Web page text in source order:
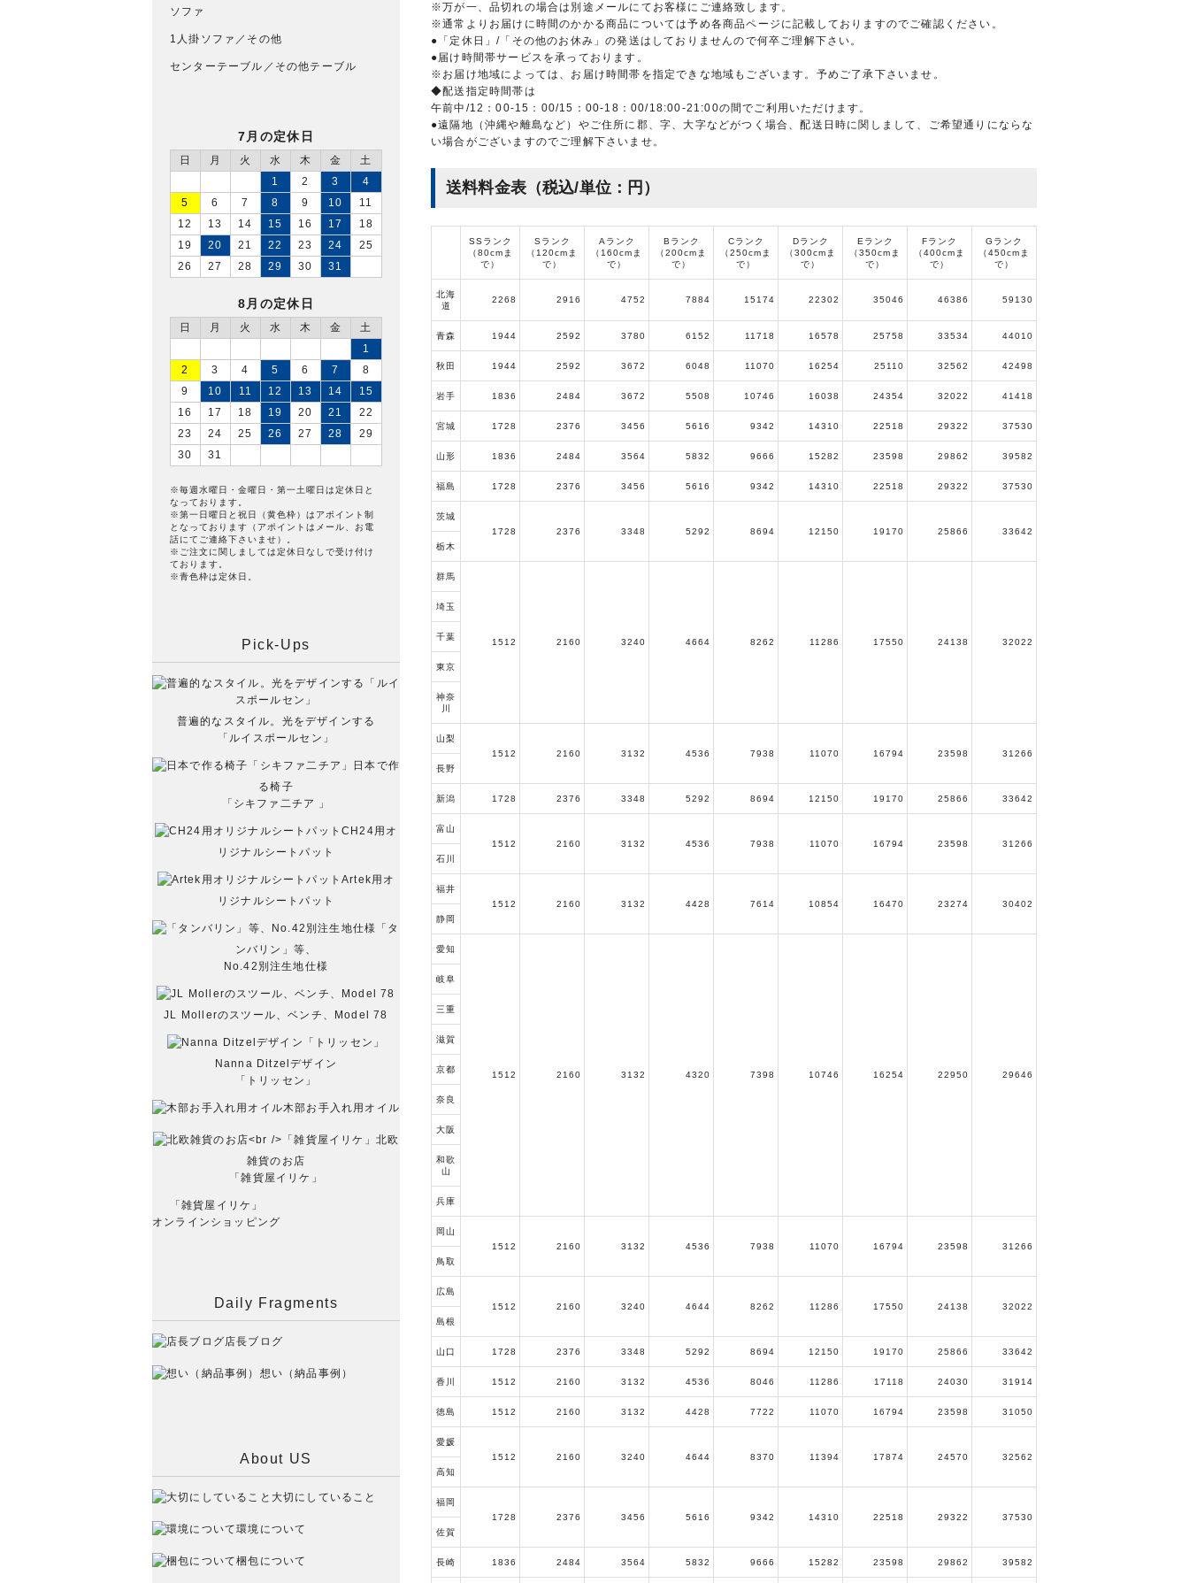
※万が一、品切れの場合は別途メールにてお客様にご連絡致します。
※通常よりお届けに時間のかかる商品については予め各商品ページに記載しておりますのでご確認ください。
●「定休日」/「その他のお休み」の発送はしておりませんので何卒ご理解下さい。
●届け時間帯サービスを承っております。
※お届け地域によっては、お届け時間帯を指定できな地域もございます。予めご了承下さいませ。
◆配送指定時間帯は
午前中/12：00-15：00/15：00-18：00/18:00-21:00の間でご利用いただけます。
●遠隔地（沖縄や離島など）やご住所に郡、字、大字などがつく場合、配送日時に関しまして、ご希望通りにならな
い場合がございますのでご理解下さいませ。
送料料金表（税込/単位：円）
SSランク
（80cmま
で）
Sランク
（120cmま
で）
Aランク
（160cmま
で）
Bランク
（200cmま
で）
Cランク
（250cmま
で）
Dランク
（300cmま
で）
Eランク
（350cmま
で）
Fランク
（400cmま
で）
Gランク
（450cmま
で）
北海
道
2268 2916 4752 7884 15174 22302 35046 46386 59130
青森 1944 2592 3780 6152 11718 16578 25758 33534 44010
秋田 1944 2592 3672 6048 11070 16254 25110 32562 42498
岩手 1836 2484 3672 5508 10746 16038 24354 32022 41418
宮城 1728 2376 3456 5616 9342 14310 22518 29322 37530
山形 1836 2484 3564 5832 9666 15282 23598 29862 39582
福島 1728 2376 3456 5616 9342 14310 22518 29322 37530
茨城
1728
2376 3348 5292 8694 12150 19170 25866
33642
栃木
群馬
1512 2160 3240 4664 8262 11286 17550 24138 32022
埼玉
千葉
東京
神奈
川
山梨
1512
2160 3132 4536 7938 11070 16794 23598
31266
長野
新潟 1728 2376 3348 5292 8694 12150 19170 25866 33642
富山
1512
2160 3132 4536 7938 11070 16794 23598
31266
石川
福井
1512
2160 3132 4428 7614 10854 16470 23274
30402
静岡
愛知
1512 2160 3132 4320 7398 10746 16254 22950 29646
岐阜
三重
滋賀
京都
奈良
大阪
和歌
山
兵庫
岡山
1512
2160 3132 4536 7938 11070 16794 23598
31266
鳥取
広島
1512
2160 3240 4644 8262 11286 17550 24138
32022
島根
山口 1728 2376 3348 5292 8694 12150 19170 25866 33642
香川 1512 2160 3132 4536 8046 11286 17118 24030 31914
徳島 1512 2160 3132 4428 7722 11070 16794 23598 31050
愛媛
1512
2160 3240 4644 8370 11394 17874 24570
32562
高知
福岡
1728
2376 3456 5616 9342 14310 22518 29322
37530
佐賀
長崎 1836 2484 3564 5832 9666 15282 23598 29862 39582
ソファ
1人掛ソファ／その他
センターテーブル／その他テーブル
7月の定休日
日 月 火 水 木 金
土
1
2 3
4
5
6 7 8 9 10
11
12
13 14 15 16 17
18
19
20 21 22 23 24
25
26
27 28 29 30 31
8月の定休日
日 月 火 水 木 金
土
1
2
3 4 5 6 7
8
9
10 11 12 13 14
15
16
17 18 19 20 21
22
23
24 25 26 27 28
29
30
31
※毎週水曜日・金曜日・第一土曜日は定休日と
なっております。
※第一日曜日と祝日（黄色枠）はアポイント制
となっております（アポイントはメール、お電
話にてご連絡下さいませ）。
※ご注文に関しましては定休日なしで受け付け
ております。
※青色枠は定休日。
Pick-Ups
普遍的なスタイル。光をデザインする
「ルイスポールセン」
日本で作
る椅子
「シキファ二チア 」
CH24用オ
リジナルシートパット
Artek用オ
リジナルシートパット
「タ
ンバリン」等、
No.42別注生地仕様
JL Mollerのスツール、ベンチ、Model 78
Nanna Ditzelデザイン
「トリッセン」
木部お手入れ用オイル
北欧
雑貨のお店
「雑貨屋イリケ」
「雑貨屋イリケ」
オンラインショッピング
Daily Fragments
店長ブログ
想い（納品事例）
About US
大切にしていること
環境について
梱包について